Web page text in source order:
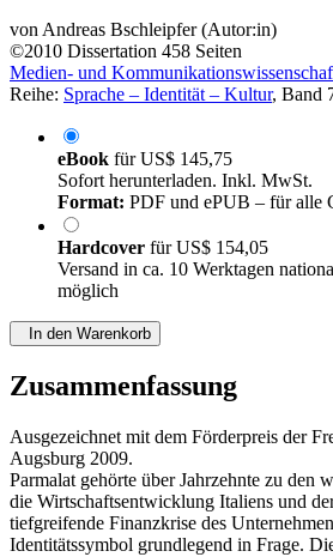
vonAndreas Bschleipfer (Autor:in)
©2010 Dissertation 458 Seiten
Medien- und
Reihe: Sprache – Identität – Kultur, Band
eBook fürUS$ 145,75
Sofort herunterladen. Inkl. MwSt.
Format: PDF und ePUB – für alle
Hardcover fürUS$ 154,05
Versand in ca. 10 Werktagen
möglich
In den Warenkorb
Zusammenfassung
Ausgezeichnet mit dem Förderpreis der
Augsburg 2009.
Parmalat gehörte über Jahrzehnte zu den
die Wirtschaftsentwicklung Italiens und
tiefgreifende Finanzkrise des
Identitätssymbol grundlegend in Frage.